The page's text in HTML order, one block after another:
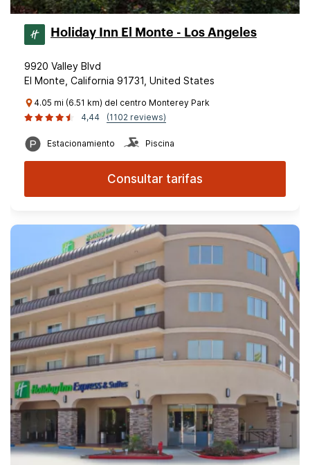
Holiday Inn El Monte - Los Angeles
9920 Valley Blvd
El Monte, California 91731, United States
4.05 mi (6.51 km) del centro Monterey Park
4,44
(1102 reviews)
Estacionamiento Piscina
Consultar tarifas